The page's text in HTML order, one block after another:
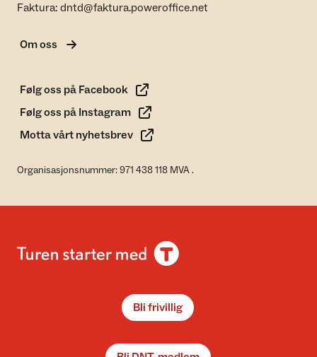
Faktura: dntd@faktura.poweroffice.net
Om oss
Følg oss på Facebook
Følg oss på Instagram
Motta vårt nyhetsbrev
Organisasjonsnummer: 971 438 118 MVA .
Bli frivillig